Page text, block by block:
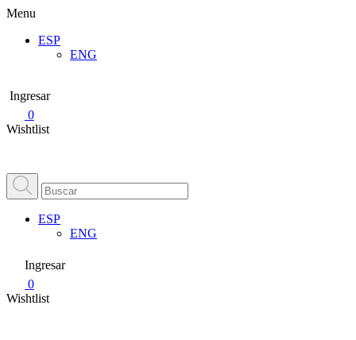
Menu
ESP
ENG
Ingresar
0
Wishtlist
ESP
ENG
Ingresar
0
Wishtlist